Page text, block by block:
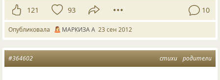
121 93 10
Опубликовала МАРКИЗА А 23 сен 2012
стихи родители
#364602